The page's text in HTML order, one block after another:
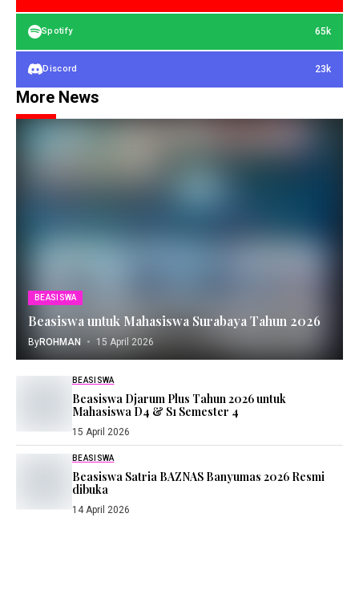
Spotify 65k
Discord 23k
More News
BEASISWA
Beasiswa untuk Mahasiswa Surabaya Tahun 2026
ByROHMAN 15 April 2026
BEASISWA
Beasiswa Djarum Plus Tahun 2026 untuk
Mahasiswa D4 & S1 Semester 4
15 April 2026
BEASISWA
Beasiswa Satria BAZNAS Banyumas 2026 Resmi
dibuka
14 April 2026